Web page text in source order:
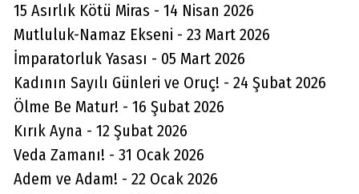
ekrandan fotoğrafını çekti ama yolun
üzerindeki ışıklı hız 132 km ile aynı anda ki
otomobilimin 118 km
göstergesiniçekemedik . Eşime yoldaki
ışıklı hız ölçüm cıhazının
kalibrasyonunun 14 km fazla gösterdiğini
bozuk olduğunu söyledim. Tokata
döndüğümde bir başka ceza tutanağı geldi
15 Asırlık Kötü Miras - 14 Nisan 2026
Mutluluk-Namaz Ekseni - 23 Mart 2026
İmparatorluk Yasası - 05 Mart 2026
Kadının Sayılı Günleri ve Oruç! - 24 Şubat 2026
Ölme Be Matur! - 16 Şubat 2026
Kırık Ayna - 12 Şubat 2026
Veda Zamanı! - 31 Ocak 2026
Adem ve Adam! - 22 Ocak 2026